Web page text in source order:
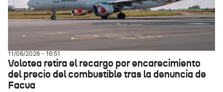
11/06/2026 - 16:51
Volotea retira el recargo por encarecimiento
del precio del combustible tras la denuncia de
Facua